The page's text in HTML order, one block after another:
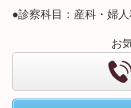
●診察科目：産科・婦
お